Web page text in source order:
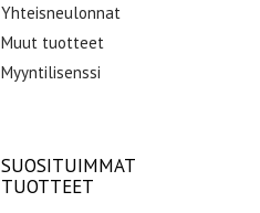
Yhteisneulonnat
Muut tuotteet
Myyntilisenssi
SUOSITUIMMAT
TUOTTEET